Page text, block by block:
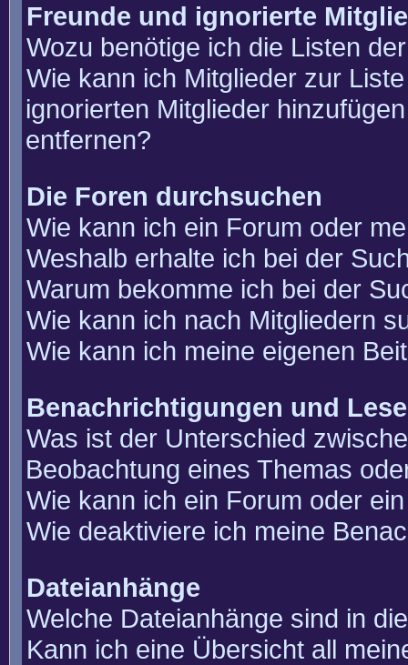
Freunde und ignorierte
Wozu benötige ich die Listen
Wie kann ich Mitglieder zur
ignorierten Mitglieder
entfernen?
Die Foren durchsuchen
Wie kann ich ein Forum oder
Weshalb erhalte ich bei der
Warum bekomme ich bei der
Wie kann ich nach Mitgliedern
Wie kann ich meine eigenen
Benachrichtigungen und
Was ist der Unterschied
Beobachtung eines Themas
Wie kann ich ein Forum oder
Wie deaktiviere ich meine
Dateianhänge
Welche Dateianhänge sind in
Kann ich eine Übersicht all